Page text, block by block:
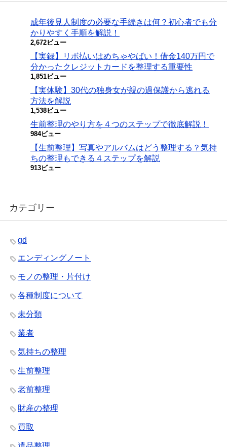
成年後見人制度の必要な手続きは何？初心者でも分
かりやすく手順を解説！
2,672ビュー
【実録】リボ払いはめちゃやばい！借金140万円で
分かったクレジットカードを整理する重要性
1,851ビュー
【実体験】30代の独身女が親の過保護から逃れる
方法を解説
1,538ビュー
生前整理のやり方を４つのステップで徹底解説！
984ビュー
【生前整理】写真やアルバムはどう整理する？気持
ちの整理もできる４ステップを解説
913ビュー
カテゴリー
gd
エンディングノート
モノの整理・片付け
各種制度について
未分類
業者
気持ちの整理
生前整理
老前整理
財産の整理
買取